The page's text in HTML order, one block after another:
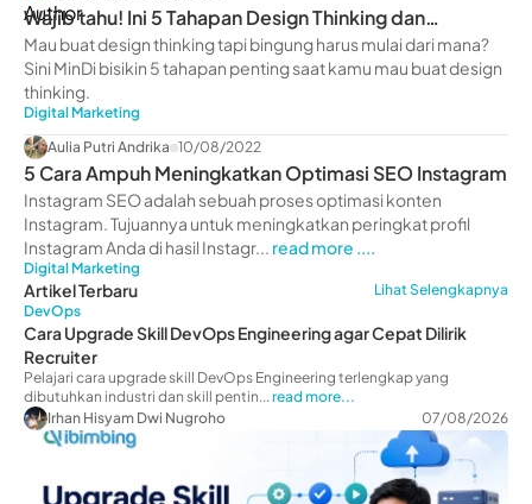
Wajib tahu! Ini 5 Tahapan Design Thinking dan
Penerapannya
Mau buat design thinking tapi bingung harus mulai dari mana?
Sini MinDi bisikin 5 tahapan penting saat kamu mau buat design
thinking.
Digital Marketing
Aulia Putri Andrika 10/08/2022
5 Cara Ampuh Meningkatkan Optimasi SEO Instagram
Instagram SEO adalah sebuah proses optimasi konten
Instagram. Tujuannya untuk meningkatkan peringkat profil
Instagram Anda di hasil Instagr... read more ....
Digital Marketing
Artikel Terbaru
Lihat Selengkapnya
DevOps
Cara Upgrade Skill DevOps Engineering agar Cepat Dilirik
Recruiter
Pelajari cara upgrade skill DevOps Engineering terlengkap yang
dibutuhkan industri dan skill pentin...read more...
Irhan Hisyam Dwi Nugroho
07/08/2026